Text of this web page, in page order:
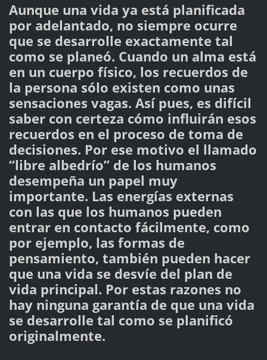
Aunque una vida ya está planificada
por adelantado, no siempre ocurre
que se desarrolle exactamente tal
como se planeó. Cuando un alma está
en un cuerpo físico, los recuerdos de
la persona sólo existen como unas
sensaciones vagas. Así pues, es difícil
saber con certeza cómo influirán esos
recuerdos en el proceso de toma de
decisiones. Por ese motivo el llamado
“libre albedrío” de los humanos
desempeña un papel muy
importante. Las energías externas
con las que los humanos pueden
entrar en contacto fácilmente, como
por ejemplo, las formas de
pensamiento, también pueden hacer
que una vida se desvíe del plan de
vida principal. Por estas razones no
hay ninguna garantía de que una vida
se desarrolle tal como se planificó
originalmente.